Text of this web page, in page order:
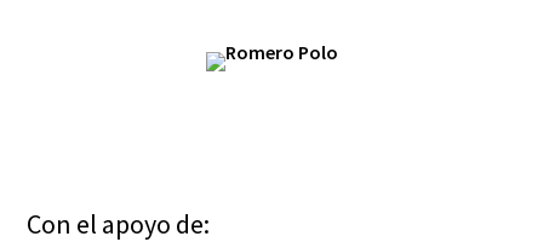
Con el apoyo de: